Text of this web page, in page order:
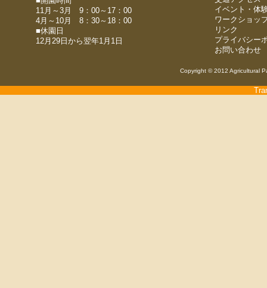
11月～3月 9：00～17：00
4月～10月 8：30～18：00
■休園日
12月29日から翌年1月1日
イベント・体
ワークショッ
リンク
プライバシー
お問い合わせ
Copyright © 2012 Agricultural